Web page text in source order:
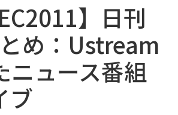
】日刊
め：Ustream
ニュース番組
ブ